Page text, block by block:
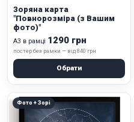
Зоряна карта
"Повнорозміра (з Вашим
фото)"
А3 в рамці 1290 грн
постер без рамки — від 840 грн
Обрати
Фото + Зорі